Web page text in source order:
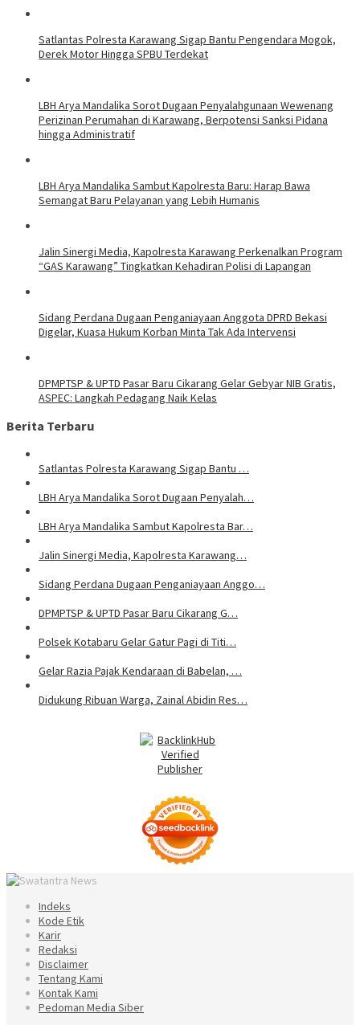
Satlantas Polresta Karawang Sigap Bantu Pengendara Mogok,
Derek Motor Hingga SPBU Terdekat
LBH Arya Mandalika Sorot Dugaan Penyalahgunaan Wewenang
Perizinan Perumahan di Karawang, Berpotensi Sanksi Pidana
hingga Administratif
LBH Arya Mandalika Sambut Kapolresta Baru: Harap Bawa
Semangat Baru Pelayanan yang Lebih Humanis
Jalin Sinergi Media, Kapolresta Karawang Perkenalkan Program
“GAS Karawang” Tingkatkan Kehadiran Polisi di Lapangan
Sidang Perdana Dugaan Penganiayaan Anggota DPRD Bekasi
Digelar, Kuasa Hukum Korban Minta Tak Ada Intervensi
DPMPTSP & UPTD Pasar Baru Cikarang Gelar Gebyar NIB Gratis,
ASPEC: Langkah Pedagang Naik Kelas
Berita Terbaru
Satlantas Polresta Karawang Sigap Bantu …
LBH Arya Mandalika Sorot Dugaan Penyalah…
LBH Arya Mandalika Sambut Kapolresta Bar…
Jalin Sinergi Media, Kapolresta Karawang…
Sidang Perdana Dugaan Penganiayaan Anggo…
DPMPTSP & UPTD Pasar Baru Cikarang G…
Polsek Kotabaru Gelar Gatur Pagi di Titi…
Gelar Razia Pajak Kendaraan di Babelan, …
Didukung Ribuan Warga, Zainal Abidin Res…
Indeks
Kode Etik
Karir
Redaksi
Disclaimer
Tentang Kami
Kontak Kami
Pedoman Media Siber